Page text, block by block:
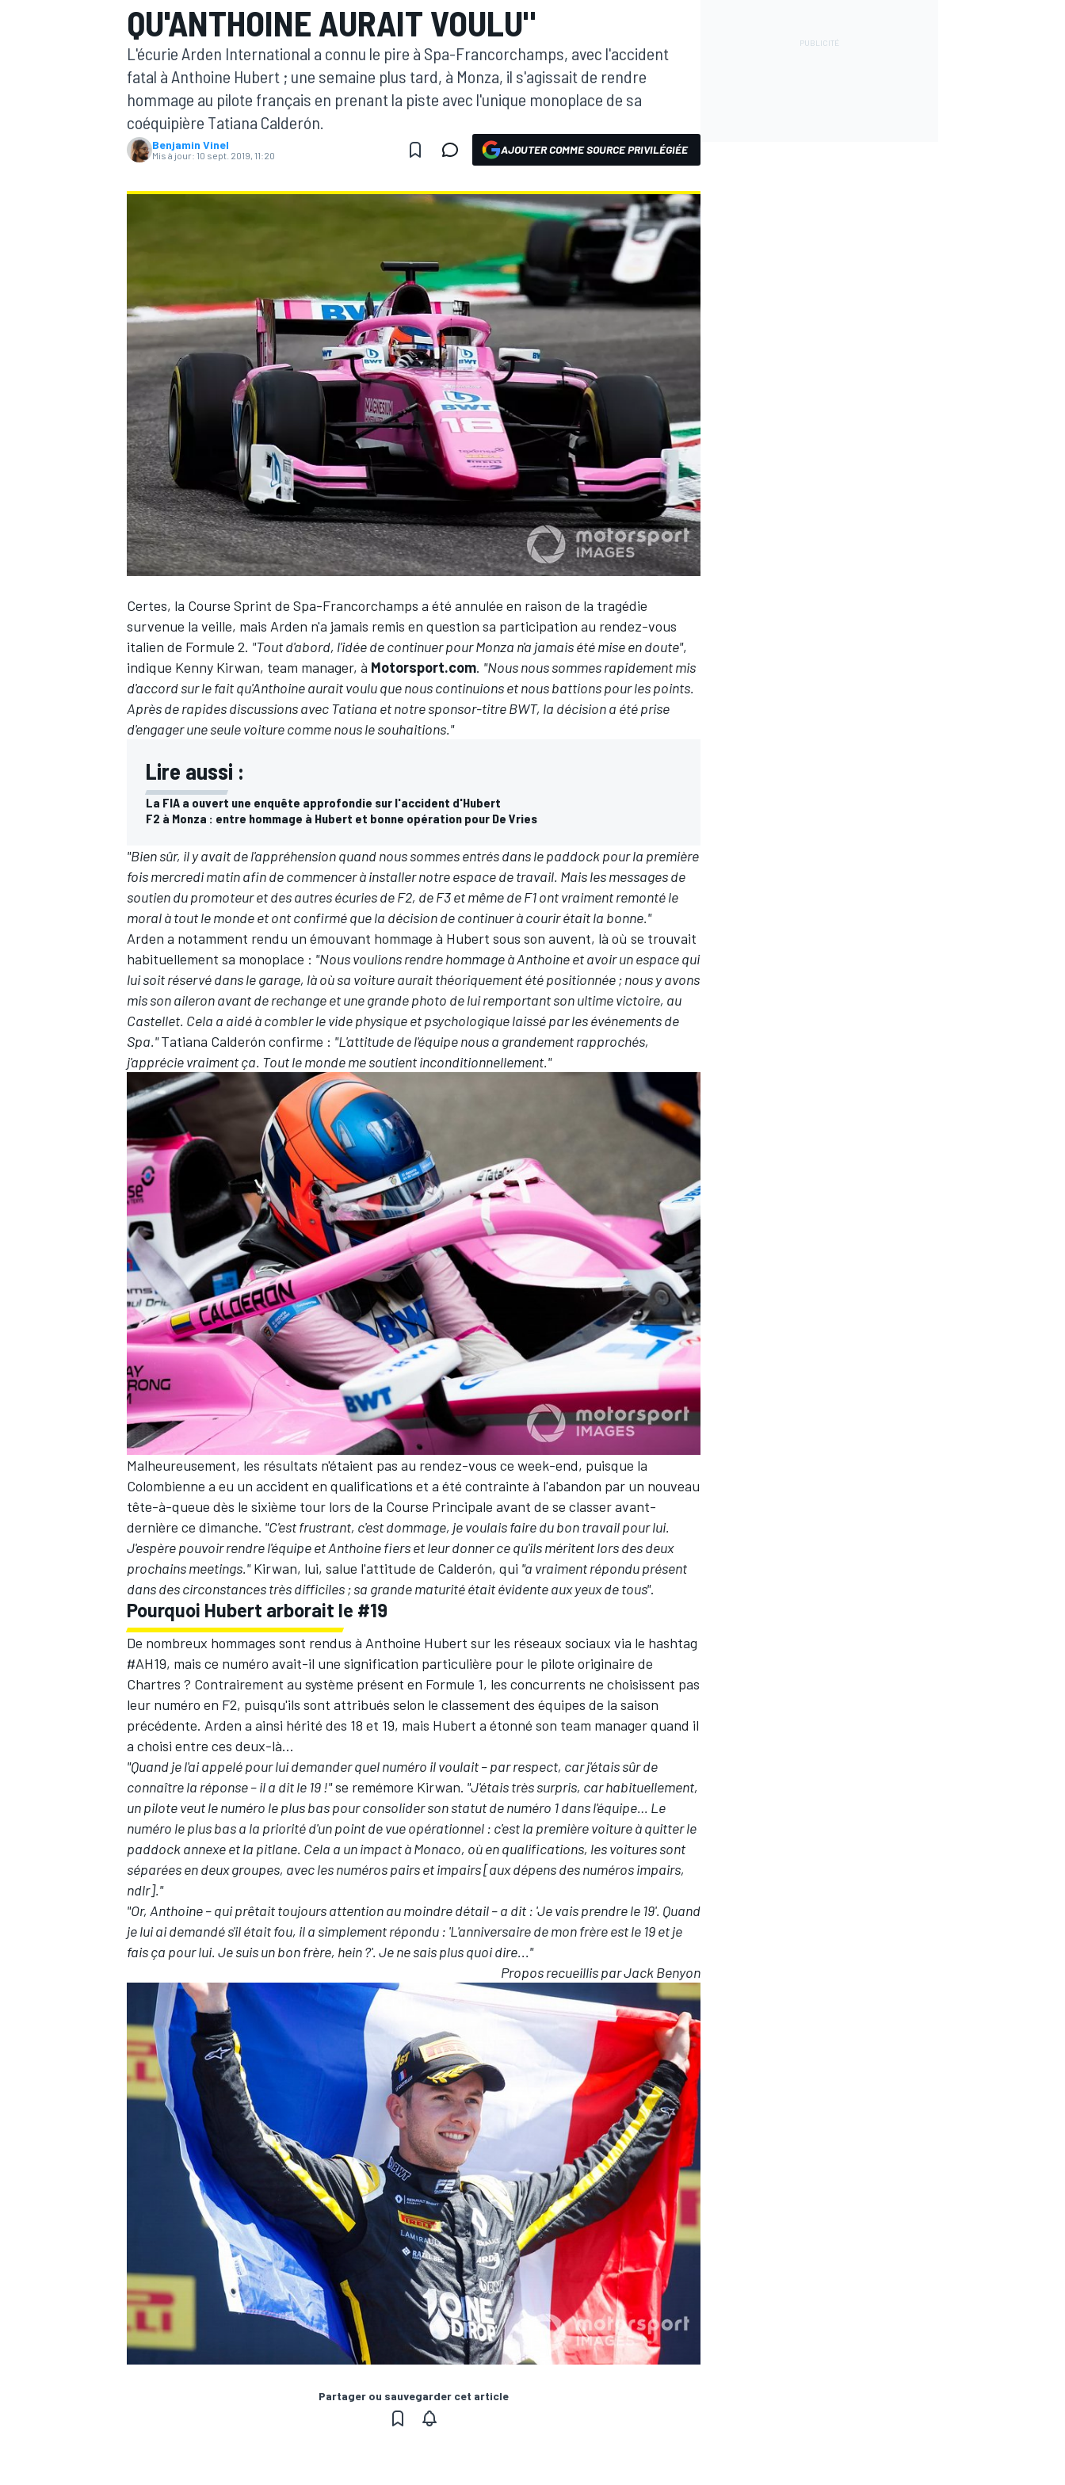
MOTOGP
WRC
WEC
AUTRES CHAMPIONNATS
QU'ANTHOINE AURAIT VOULU"
L'écurie Arden International a connu le pire à Spa-Francorchamps, avec l'accident
fatal à Anthoine Hubert ; une semaine plus tard, à Monza, il s'agissait de rendre
hommage au pilote français en prenant la piste avec l'unique monoplace de sa
coéquipière Tatiana Calderón.
Benjamin Vinel
Mis à jour: 10 sept. 2019, 11:20 AJOUTER COMME SOURCE PRIVILÉGIÉE
Certes, la Course Sprint de Spa-Francorchamps a été annulée en raison de la tragédie
survenue la veille, mais Arden n'a jamais remis en question sa participation au rendez-vous
italien de Formule 2. "Tout d'abord, l'idée de continuer pour Monza n'a jamais été mise en doute",
indique Kenny Kirwan, team manager, à Motorsport.com. "Nous nous sommes rapidement mis
d'accord sur le fait qu'Anthoine aurait voulu que nous continuions et nous battions pour les points.
Après de rapides discussions avec Tatiana et notre sponsor-titre BWT, la décision a été prise
d'engager une seule voiture comme nous le souhaitions."
Lire aussi :
La FIA a ouvert une enquête approfondie sur l'accident d'Hubert
F2 à Monza : entre hommage à Hubert et bonne opération pour De Vries
"Bien sûr, il y avait de l'appréhension quand nous sommes entrés dans le paddock pour la première
fois mercredi matin afin de commencer à installer notre espace de travail. Mais les messages de
soutien du promoteur et des autres écuries de F2, de F3 et même de F1 ont vraiment remonté le
moral à tout le monde et ont confirmé que la décision de continuer à courir était la bonne."
Arden a notamment rendu un émouvant hommage à Hubert sous son auvent, là où se trouvait
habituellement sa monoplace : "Nous voulions rendre hommage à Anthoine et avoir un espace qui
lui soit réservé dans le garage, là où sa voiture aurait théoriquement été positionnée ; nous y avons
mis son aileron avant de rechange et une grande photo de lui remportant son ultime victoire, au
Castellet. Cela a aidé à combler le vide physique et psychologique laissé par les événements de
Spa."Tatiana Calderón confirme : "L'attitude de l'équipe nous a grandement rapprochés,
j'apprécie vraiment ça. Tout le monde me soutient inconditionnellement."
Malheureusement, les résultats n'étaient pas au rendez-vous ce week-end, puisque la
Colombienne a eu un accident en qualifications et a été contrainte à l'abandon par un nouveau
tête-à-queue dès le sixième tour lors de la Course Principale avant de se classer avant-
dernière ce dimanche. "C'est frustrant, c'est dommage, je voulais faire du bon travail pour lui.
J'espère pouvoir rendre l'équipe et Anthoine fiers et leur donner ce qu'ils méritent lors des deux
prochains meetings."Kirwan, lui, salue l'attitude de Calderón, qui "a vraiment répondu présent
dans des circonstances très difficiles ; sa grande maturité était évidente aux yeux de tous".
Pourquoi Hubert arborait le #19
De nombreux hommages sont rendus à Anthoine Hubert sur les réseaux sociaux via le hashtag
#AH19, mais ce numéro avait-il une signification particulière pour le pilote originaire de
Chartres ? Contrairement au système présent en Formule 1, les concurrents ne choisissent pas
leur numéro en F2, puisqu'ils sont attribués selon le classement des équipes de la saison
précédente. Arden a ainsi hérité des 18 et 19, mais Hubert a étonné son team manager quand il
a choisi entre ces deux-là...
"Quand je l'ai appelé pour lui demander quel numéro il voulait – par respect, car j'étais sûr de
connaître la réponse – il a dit le 19 !"se remémore Kirwan. "J'étais très surpris, car habituellement,
un pilote veut le numéro le plus bas pour consolider son statut de numéro 1 dans l'équipe… Le
numéro le plus bas a la priorité d'un point de vue opérationnel : c'est la première voiture à quitter le
paddock annexe et la pitlane. Cela a un impact à Monaco, où en qualifications, les voitures sont
séparées en deux groupes, avec les numéros pairs et impairs [aux dépens des numéros impairs,
ndlr]."
"Or, Anthoine – qui prêtait toujours attention au moindre détail – a dit : 'Je vais prendre le 19'. Quand
je lui ai demandé s'il était fou, il a simplement répondu : 'L'anniversaire de mon frère est le 19 et je
fais ça pour lui. Je suis un bon frère, hein ?'. Je ne sais plus quoi dire..."
Propos recueillis par Jack Benyon
Partager ou sauvegarder cet article